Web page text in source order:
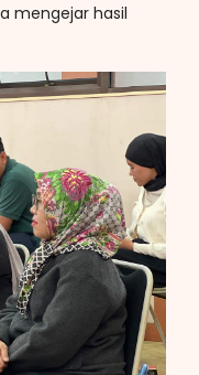
mengejar hasil